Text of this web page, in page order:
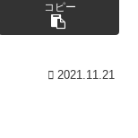
コピー
2021.11.21